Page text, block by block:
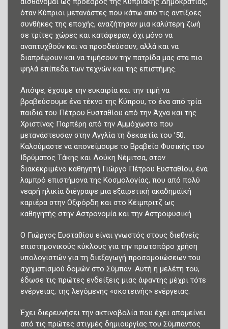
όταν Κύπριοι μετανάστες που κάτω από τις αντίξοες
συνθήκες της εποχής, αναζήτησαν μια καλύτερη ζωή
σε τρίτες χώρες και κατάφεραν, όχι μόνο να
αναπτυχθούν και να προοδεύσουν, αλλά και να
διαπρέψουν και να τιμήσουν την πατρίδα μας στα πιο
ψηλά επίπεδα των τεχνών και της επιστήμης.
Απόψε, έχουμε την ευκαιρία και την τιμή να
βραβεύσουμε ένα τέκνο της Κύπρου, το ένα από τρία
παιδιά του Πέτρου Ευσταθίου από την Άχνα και της
Χριστίνας Παρπέρη από την Αμμόχωστο που
μετανάστευσαν στην Αγγλία τη δεκαετία του ’50.
Καλούμαστε να απονείμουμε το Βραβείο Φυσικής του
Ιδρύματος Τάκης και Λούκη Νέμιτσα, στον
διακεκριμένο καθηγητή Γιώργο Πέτρου Ευσταθίου, ένα
λαμπρό επιστήμονα της Κοσμολογίας, που από πολύ
νεαρή ηλικία διέγραψε μια εξαιρετική ακαδημαϊκή
καριέρα στην Οξφόρδη και στο Κέιμπριτζ ως
καθηγητής στην Αστρονομία και την Αστροφυσική.
Ο Γιώργος Ευσταθίου είναι γνωστός στους διεθνείς
επιστημονικούς κύκλους για την πρωτοπόρο χρήση
υπολογιστών για τη διεξαγωγή προσομοιώσεων του
σχηματισμού δομών στο Σύμπαν. Αυτή η μελέτη του,
έδωσε τις πρώτες ενδείξεις μιας άφαντης μέχρι τότε
ενέργειας, της λεγόμενης «σκοτεινής» ενέργειας.
Έχει διερευνήσει την ακτινοβολία που έχει απομείνει
από τις πρώτες στιγμές δημιουργίας του Σύμπαντος